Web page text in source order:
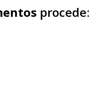
procede: